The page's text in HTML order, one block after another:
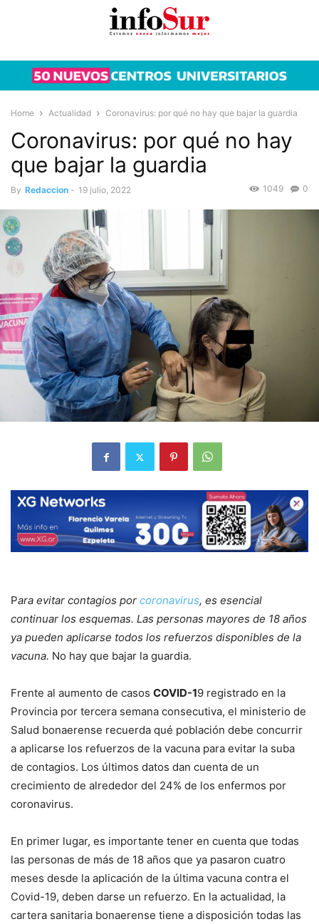
Home Actualidad Coronavirus: por qué no hay que bajar la guardia
Coronavirus: por qué no hay
que bajar la guardia
By Redaccion - 19 julio, 2022 0
1049
Para evitar contagios por coronavirus, es esencial
continuar los esquemas. Las personas mayores de 18 años
ya pueden aplicarse todos los refuerzos disponibles de la
vacuna. No hay que bajar la guardia.
Frente al aumento de casos COVID-19 registrado en la
Provincia por tercera semana consecutiva, el ministerio de
Salud bonaerense recuerda qué población debe concurrir
a aplicarse los refuerzos de la vacuna para evitar la suba
de contagios. Los últimos datos dan cuenta de un
crecimiento de alrededor del 24% de los enfermos por
coronavirus.
En primer lugar, es importante tener en cuenta que todas
las personas de más de 18 años que ya pasaron cuatro
meses desde la aplicación de la última vacuna contra el
Covid-19, deben darse un refuerzo. En la actualidad, la
cartera sanitaria bonaerense tiene a disposición todas las